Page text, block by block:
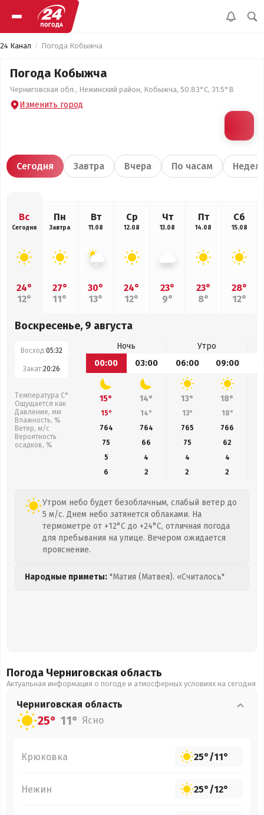
24 Канал Погода Кобыжча
Погода Кобыжча
Черниговская обл., Нежинский район, Кобыжча, 50.83°С, 31.5°В
Изменить город
Сегодня Завтра Вчера По часам
Вс
Сегодня
24°
12°
Пн
Завтра
27°
11°
Вт
11.08
30°
13°
Ср
12.08
24°
12°
Чт
13.08
23°
9°
Пт
14.08
23°
8°
Сб
15.08
28°
12°
Воскресенье, 9 августа
Восход:05:32
Закат:20:26
Температура С°
Ощущается как
Давление, мм
Влажность, %
Ветер, м/с
Вероятность
осадков, %
Ночь
Утро
00:00
03:00 06:00 09:00
15° 14° 13° 18°
15° 14° 13° 18°
764
764 765 766
75
66 75
62
5
4 4
4
6
2 2 2
Утром небо будет безоблачным, слабый ветер до
5 м/с. Днем небо затянется облаками. На
термометре от +12°C до +24°C, отличная погода
для пребывания на улице. Вечером ожидается
прояснение.
Народные приметы: "Матия (Матвея). «Считалось"
Погода Черниговская область
Актуальная информация о погоде и атмосферных условиях на сегодня
Черниговская область
25° 11° Ясно
Крюковка 25°/11°
Нежин 25°/12°